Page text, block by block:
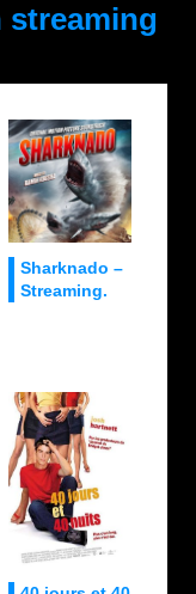
streaming
Sharknado –
Streaming.